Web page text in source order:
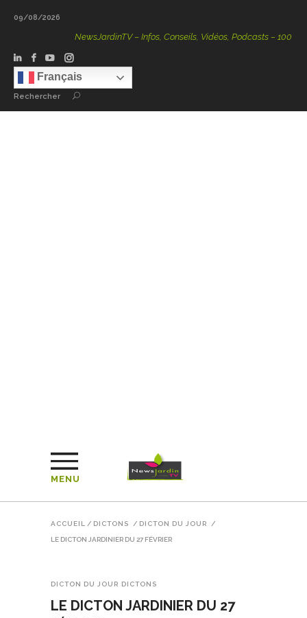
09/08/2026
NewsJardinTV – Infos, Conseils, Vidéos, Podcasts – 100 %
Français
Rechercher
MENU
ACCUEIL / DICTONS / DICTON DU JOUR /
LE DICTON JARDINIER DU 27 FÉVRIER
DICTON DU JOUR DICTONS
LE DICTON JARDINIER DU 27